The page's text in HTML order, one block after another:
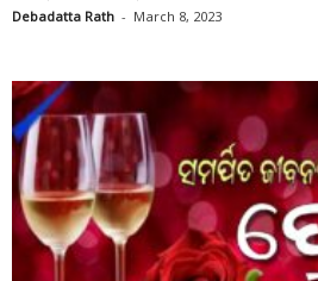
Debadatta Rath - March 8, 2023